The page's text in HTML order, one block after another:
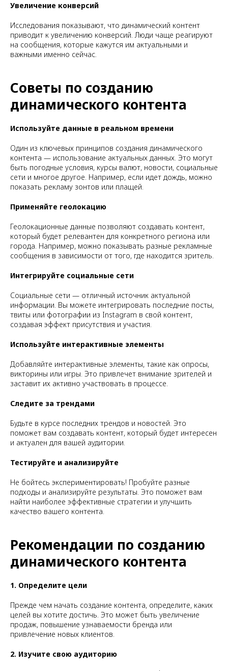
Увеличение конверсий
Исследования показывают, что динамический контент
приводит к увеличению конверсий. Люди чаще реагируют
на сообщения, которые кажутся им актуальными и
важными именно сейчас.
Советы по созданию
динамического контента
Используйте данные в реальном времени
Один из ключевых принципов создания динамического
контента — использование актуальных данных. Это могут
быть погодные условия, курсы валют, новости, социальные
сети и многое другое. Например, если идет дождь, можно
показать рекламу зонтов или плащей.
Применяйте геолокацию
Геолокационные данные позволяют создавать контент,
который будет релевантен для конкретного региона или
города. Например, можно показывать разные рекламные
сообщения в зависимости от того, где находится зритель.
Интегрируйте социальные сети
Социальные сети — отличный источник актуальной
информации. Вы можете интегрировать последние посты,
твиты или фотографии из Instagram в свой контент,
создавая эффект присутствия и участия.
Используйте интерактивные элементы
Добавляйте интерактивные элементы, такие как опросы,
викторины или игры. Это привлечет внимание зрителей и
заставит их активно участвовать в процессе.
Следите за трендами
Будьте в курсе последних трендов и новостей. Это
поможет вам создавать контент, который будет интересен
и актуален для вашей аудитории.
Тестируйте и анализируйте
Не бойтесь экспериментировать! Пробуйте разные
подходы и анализируйте результаты. Это поможет вам
найти наиболее эффективные стратегии и улучшить
качество вашего контента.
Рекомендации по созданию
динамического контента
1. Определите цели
Прежде чем начать создание контента, определите, каких
целей вы хотите достичь. Это может быть увеличение
продаж, повышение узнаваемости бренда или
привлечение новых клиентов.
2. Изучите свою аудиторию